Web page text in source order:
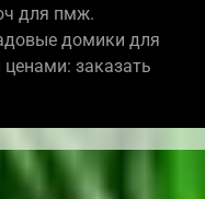
для пмж.
домики для
заказать